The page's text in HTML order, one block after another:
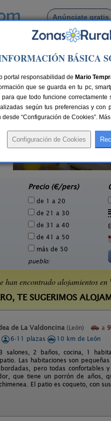
Anúnciate gratis
Busca por pueblo
de Mazarife
Entre Babia y La Luna
Precio (€/pers)
de 1 a 20
de 21 a 30
de 31 a 40
de 41 a 50
más de 50
pueblo:
han encontrado alojamientos en
TE SUGERIMOS
de La Valdoncina (León) a
6-11 plazas
10 km de León
salones, 2 baños, cocina, 1
Las habitaciones son
pero todas confortables
que tiene un porrón de años,
El patio es coqueto, con
BÁSICA
portal responsabilidad de Mario
que se guarda en tu pc,
que todo funcione
según tus preferencias y
“Configuración de Cookies”.